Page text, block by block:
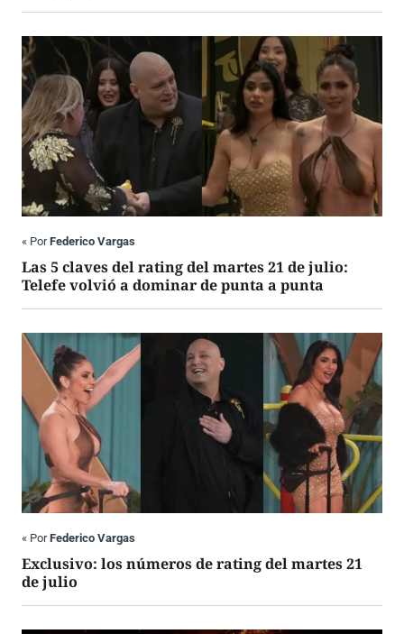
« PorFederico Vargas
Las 5 claves del rating del martes 21 de julio:
Telefe volvió a dominar de punta a punta
« PorFederico Vargas
Exclusivo: los números de rating del martes 21
de julio